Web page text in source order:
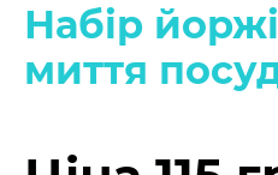
Набір
миття